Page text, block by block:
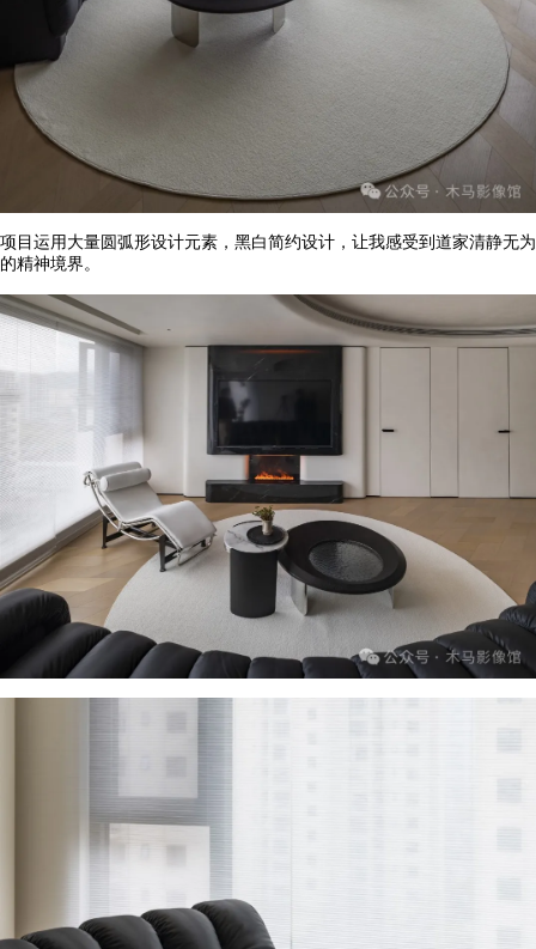
项目运用大量圆弧形设计元素，黑白简约设计，让我感受到道家清静无为
的精神境界。